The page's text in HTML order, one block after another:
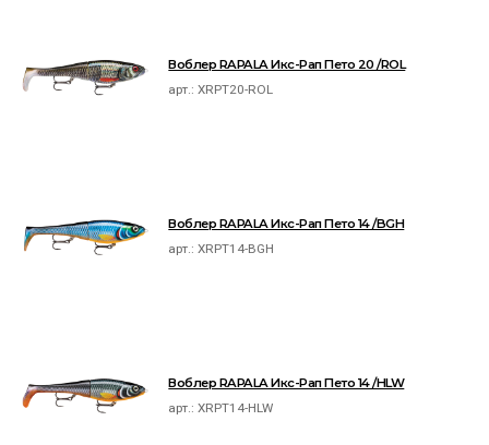
Воблер RAPALA Икс-Рап Пето 20 /ROL
арт.:XRPT20-ROL
Воблер RAPALA Икс-Рап Пето 14 /BGH
арт.:XRPT14-BGH
Воблер RAPALA Икс-Рап Пето 14 /HLW
арт.:XRPT14-HLW